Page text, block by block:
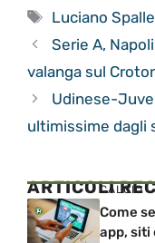
Tag
Luciano
Serie A,
valanga sul
Udinese-
ultimissime dagli
ARTICOLICALCIO
Come
app, siti